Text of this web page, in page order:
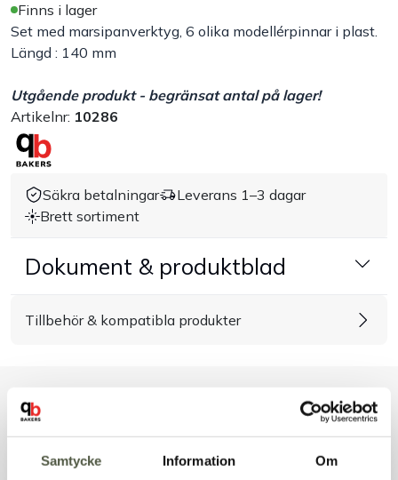
Samtycke Information Om
Arbetskläder
Kontakt
Finns i lager
Set med marsipanverktyg, 6 olika modellérpinnar i plast.
Längd : 140 mm
Utgående produkt - begränsat antal på lager!
Artikelnr: 10286
Säkra betalningar
Leverans 1–3 dagar
Brett sortiment
Dokument & produktblad
Tillbehör & kompatibla produkter
Liknande produkter